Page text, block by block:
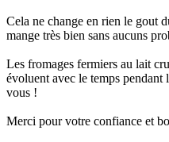
Cela ne change en rien le gout
mange très bien sans aucuns
Les fromages fermiers au lait
évoluent avec le temps
vous !
Merci pour votre confiance et